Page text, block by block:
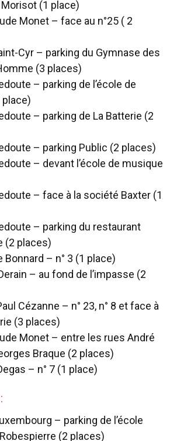
(1 place)
Monet – face au n°25 ( 2
Cyr – parking du Gymnase des
(3 places)
– parking de l’école de
– parking de La Batterie (2
– parking Public (2 places)
– devant l’école de musique
– face à la société Baxter (1
– parking du restaurant
(2 places)
Bonnard – n° 3 (1 place)
– au fond de l’impasse (2
Cézanne – n° 23, n° 8 et face à
(3 places)
Monet – entre les rues André
Braque (2 places)
– n° 7 (1 place)
– parking de l’école
(2 places)